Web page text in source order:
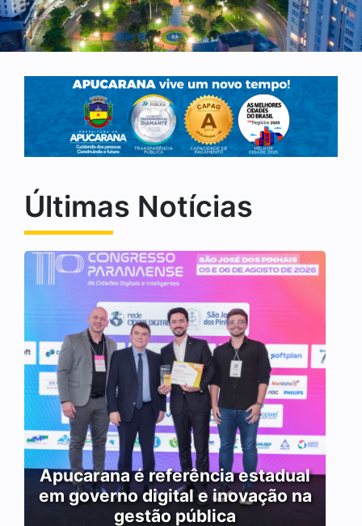
Últimas Notícias
Apucarana é referência estadual
em governo digital e inovação na
gestão pública